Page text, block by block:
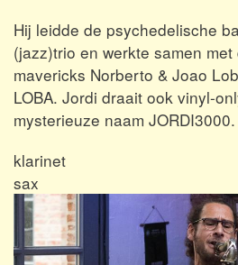
Hij leidde de psychedelische
(jazz)trio en werkte samen
mavericks Norberto & Joao
LOBA. Jordi draait ook vinyl-
mysterieuze naam JORDI3000.
klarinet
sax